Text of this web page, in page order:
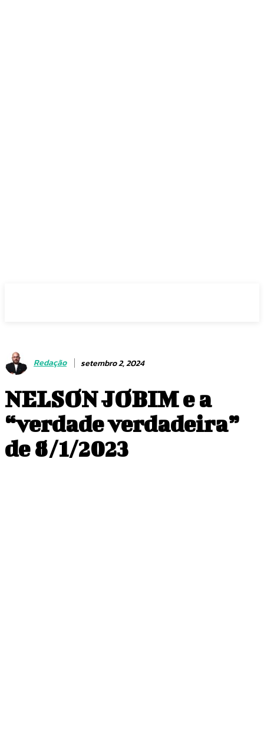
Redação setembro 2, 2024
NELSON JOBIM e a
“verdade verdadeira”
de 8/1/2023